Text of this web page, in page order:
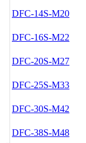
DFC-14S-M20
DFC-16S-M22
DFC-20S-M27
DFC-25S-M33
DFC-30S-M42
DFC-38S-M48